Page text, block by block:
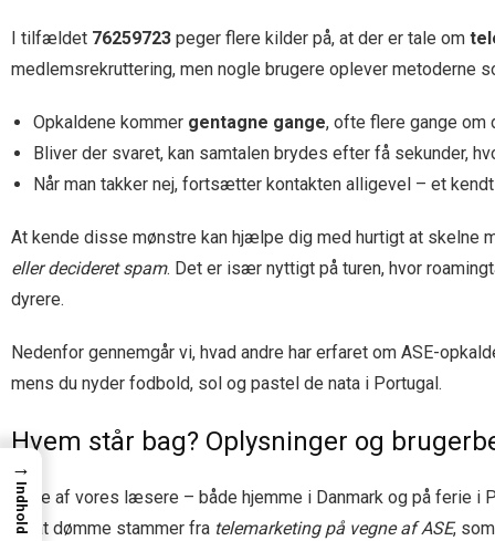
I tilfældet 76259723 peger flere kilder på, at der er tale om
medlemsrekruttering, men nogle brugere oplever metoderne
Opkaldene kommer gentagne gange, ofte flere gange om
Bliver der svaret, kan samtalen brydes efter få sekunder,
Når man takker nej, fortsætter kontakten alligevel – et
At kende disse mønstre kan hjælpe dig med hurtigt at skelne
eller decideret spam. Det er især nyttigt på turen, hvor
dyrere.
Nedenfor gennemgår vi, hvad andre har erfaret om ASE-
mens du nyder fodbold, sol og pastel de nata i Portugal.
Hvem står bag? Oplysninger og
Flere af vores læsere – både hjemme i Danmark og på ferie
alt at dømme stammer fra telemarketing på vegne af ASE,
→
Indhold